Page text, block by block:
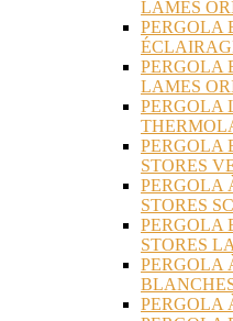
LAMES
PERGOLA
PERGOLA
LAMES
PERGOLA
PERGOLA
STORES
PERGOLA
STORES
PERGOLA
STORES
PERGOLA
PERGOLA